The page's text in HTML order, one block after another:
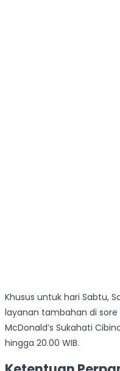
Khusus untuk hari Sabtu,
layanan tambahan di sore
McDonald’s Sukahati
hingga 20.00 WIB.